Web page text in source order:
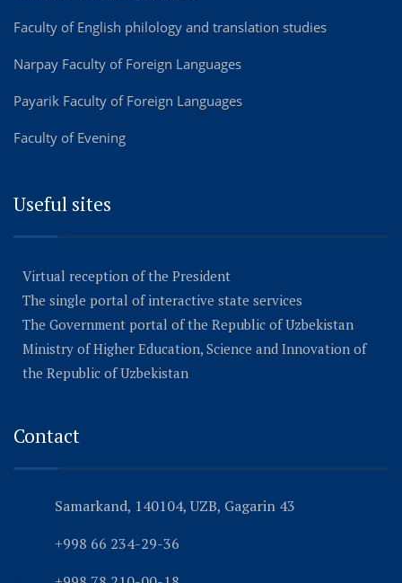
Faculty of English philology and translation studies
Narpay Faculty of Foreign Languages
Payarik Faculty of Foreign Languages
Faculty of Evening
Useful sites
Virtual reception of the President
The single portal of interactive state services
The Government portal of the Republic of Uzbekistan
Ministry of Higher Education, Science and Innovation of
the Republic of Uzbekistan
Contact
Samarkand, 140104, UZB, Gagarin 43
+998 66 234-29-36